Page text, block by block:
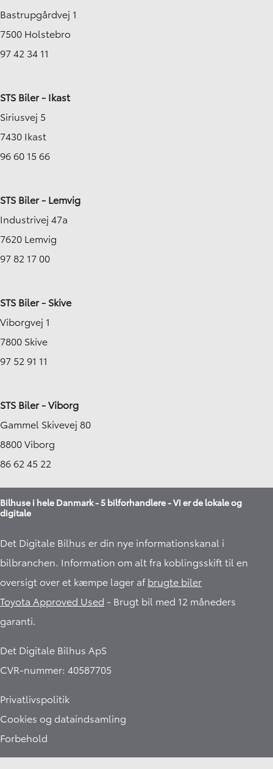
Bastrupgårdvej 1
7500 Holstebro
97 42 34 11
STS Biler - Ikast
Siriusvej 5
7430 Ikast
96 60 15 66
STS Biler - Lemvig
Industrivej 47a
7620 Lemvig
97 82 17 00
STS Biler - Skive
Viborgvej 1
7800 Skive
97 52 91 11
STS Biler - Viborg
Gammel Skivevej 80
8800 Viborg
86 62 45 22
Bilhuse i hele Danmark - 5 bilforhandlere - Vi er de lokale og
digitale
Det Digitale Bilhus er din nye informationskanal i
bilbranchen. Information om alt fra koblingsskift til en
oversigt over et kæmpe lager afbrugte biler
Toyota Approved Used - Brugt bil med 12 måneders
garanti.​
Det Digitale Bilhus ApS
CVR-nummer: 40587705
Privatlivspolitik
Cookies og dataindsamling
Forbehold